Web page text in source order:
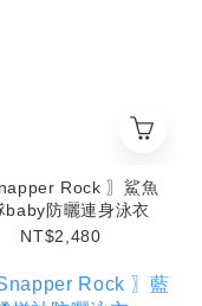
Rock 〗鯊魚
baby防曬連身泳衣
NT$2,480